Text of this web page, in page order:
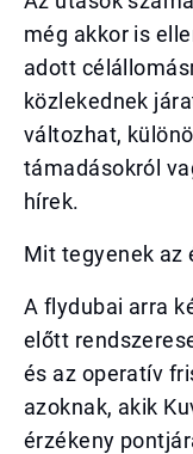
még akkor is
adott
közlekednek
változhat,
támadásokról
hírek.
Mit tegyenek az
A flydubai arra
előtt
és az operatív
azoknak, akik
érzékeny